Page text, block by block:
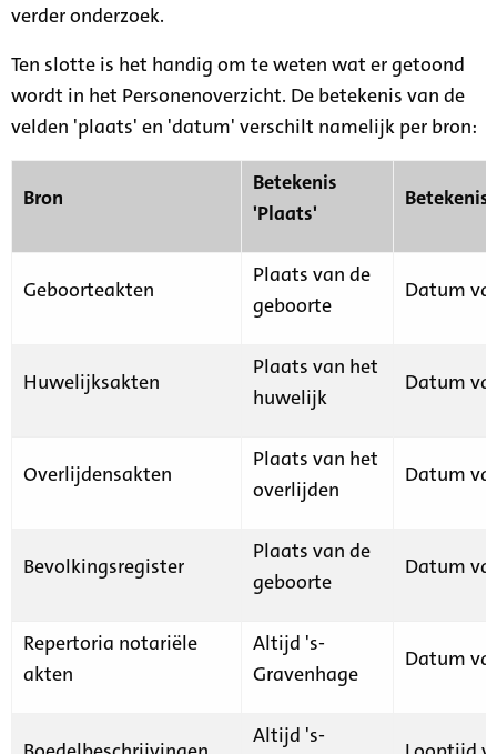
verder onderzoek.
Ten slotte is het handig om te weten wat er getoond
wordt in het Personenoverzicht. De betekenis van de
velden 'plaats' en 'datum' verschilt namelijk per bron:
Bron
Betekenis
'Plaats'
Geboorteakten
Plaats van de
geboorte
Datum
Huwelijksakten
Plaats van het
huwelijk
Datum
Overlijdensakten
Plaats van het
overlijden
Datum
Bevolkingsregister
Plaats van de
geboorte
Datum
Repertoria notariële
akten
Altijd 's-
Gravenhage
Datum
Altijd 's-